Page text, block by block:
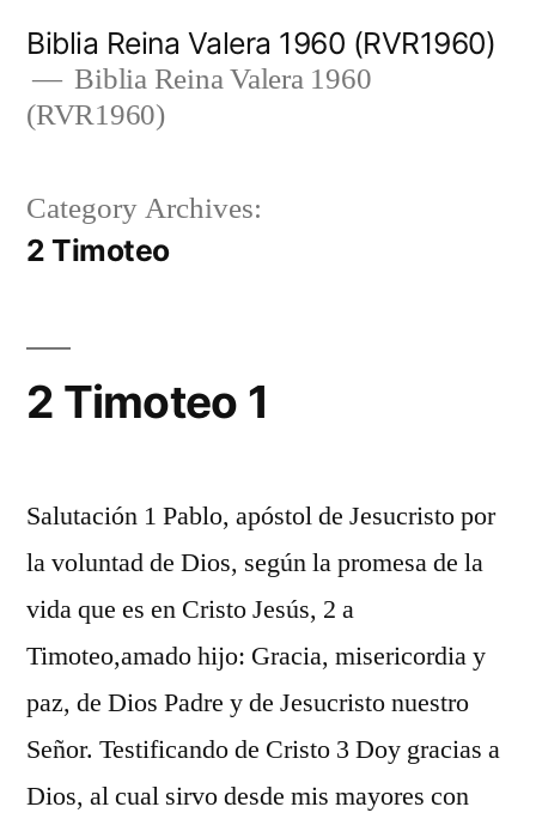
content
Biblia Reina Valera 1960 (RVR1960)
Biblia Reina Valera 1960
(RVR1960)
Category Archives:
2 Timoteo
2 Timoteo 1
Salutación 1 Pablo, apóstol de Jesucristo por
la voluntad de Dios, según la promesa de la
vida que es en Cristo Jesús, 2 a
Timoteo,amado hijo: Gracia, misericordia y
paz, de Dios Padre y de Jesucristo nuestro
Señor. Testificando de Cristo 3 Doy gracias a
Dios, al cual sirvo desde mis mayores con